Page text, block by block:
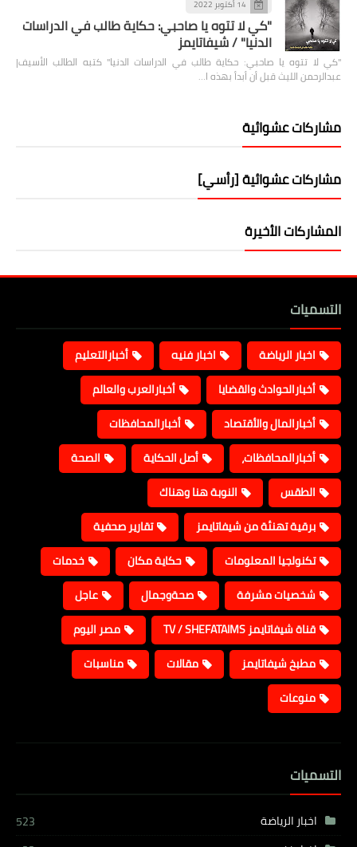
14 أكتوبر 2022
"كي لا تتوه يا صاحبي: حكاية طالب في الدراسات
الدنيا" / شيفاتايمز
"كي لا تتوه يا صاحبي: حكاية طالب في الدراسات الدنيا" كتبه الطالب الأسيف|
عبدالرحمن الليث قبل أن أبدأ بهذه ا…
مشاركات عشوائية
مشاركات عشوائية [رأسي]
المشاركات الأخيرة
التسميات
اخبار الرياضة اخبار فنيه
أخبارالتعليم
أخبارالحوادث والقضايا
أخبارالعرب والعالم
أخبارالمال والأقتصاد
أخبارالمحافظات
أخبارالمحافظات،
أصل الحكاية
الصحة
الطقس
النوبة هنا وهناك
برقية تهنئة من شيفاتايمز
تقارير صحفية
تكنولجيا المعلومات
حكاية مكان
خدمات
شخصيات مشرفة
صحةوجمال
عاجل
قناة شيفاتايمز TV / SHEFATAIMS
مصر اليوم
مطبخ شيفاتايمز
مقالات
مناسبات
منوعات
التسميات
اخبار الرياضة
523